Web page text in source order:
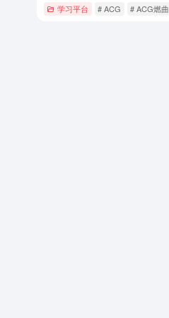
学习平台 # ACG # ACG燃曲